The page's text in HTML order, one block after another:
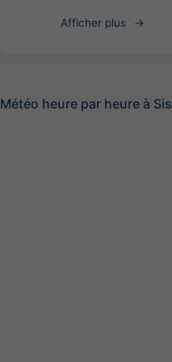
Afficher plus
Météo heure par heure à